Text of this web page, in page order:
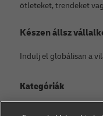
ötleteket, trendeket
Készen állsz
Indulj el globálisan a
Kategóriák